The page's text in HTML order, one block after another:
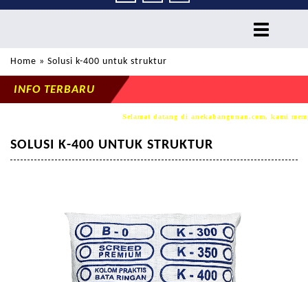
toggle
Home » Solusi k-400 untuk struktur
INFO TERBARU
Selamat datang di anekabangunan.com, kami
SOLUSI K-400 UNTUK STRUKTUR